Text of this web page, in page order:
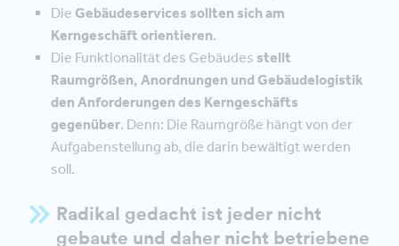
Die Gebäudeservices sollten sich am
Kerngeschäft orientieren.
Die Funktionalität des Gebäudes stellt
Raumgrößen, Anordnungen und Gebäudelogistik
den Anforderungen des Kerngeschäfts
gegenüber. Denn: Die Raumgröße hängt von der
Aufgabenstellung ab, die darin bewältigt werden
soll.
Radikal gedacht ist jeder nicht
gebaute und daher nicht betriebene